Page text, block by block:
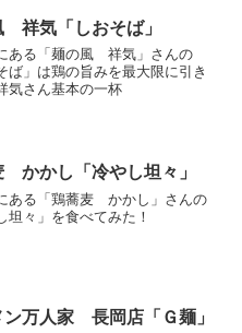
祥気「しおそば」
ある「麺の風 祥気」さんの
ば」は鶏の旨みを最大限に引き
気さん基本の一杯
かかし「冷やし坦々」
ある「鶏蕎麦 かかし」さんの
坦々」を食べてみた！
ン万人家 長岡店「Ｇ麺」